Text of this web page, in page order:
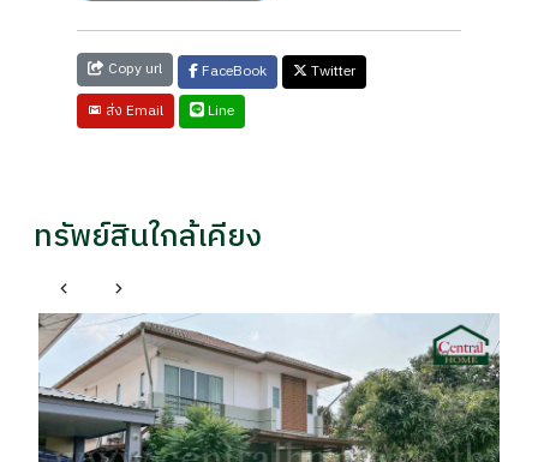
Copy url FaceBook
Twitter
ส่ง Email
Line
ทรัพย์สินใกล้เคียง